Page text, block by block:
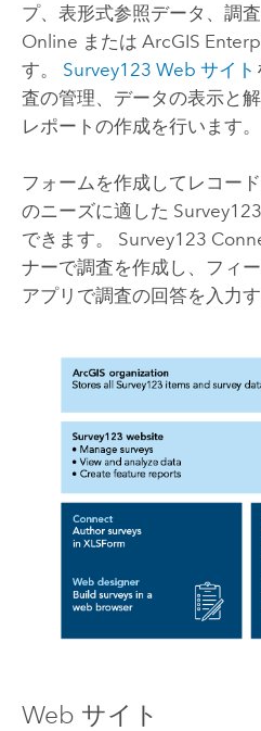
プ、表形式参照データ、調
Online または ArcGIS
す。 Survey123 Web サイト
査の管理、データの表示と
レポートの作成を行います。
フォームを作成してレコー
のニーズに適した Survey123
できます。 Survey123
ナーで調査を作成し、フィ
アプリで調査の回答を入力
Web サイト